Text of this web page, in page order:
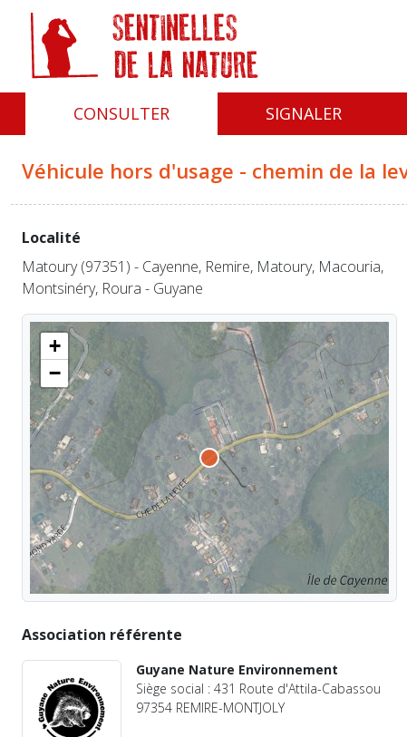
CONSULTER SIGNALER
Véhicule hors d'usage - chemin de la
Localité
Matoury (97351) - Cayenne, Remire, Matoury, Macouria,
Montsinéry, Roura - Guyane
+
−
Association référente
Guyane Nature Environnement
Siège social : 431 Route d'Attila-Cabassou
97354 REMIRE-MONTJOLY
Panneau de gestion des cookies